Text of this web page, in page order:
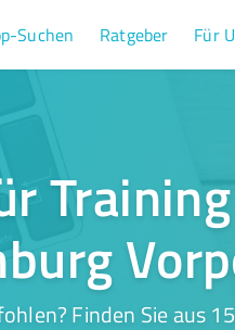
Suchen Ratgeber Für
Finden Sie aus